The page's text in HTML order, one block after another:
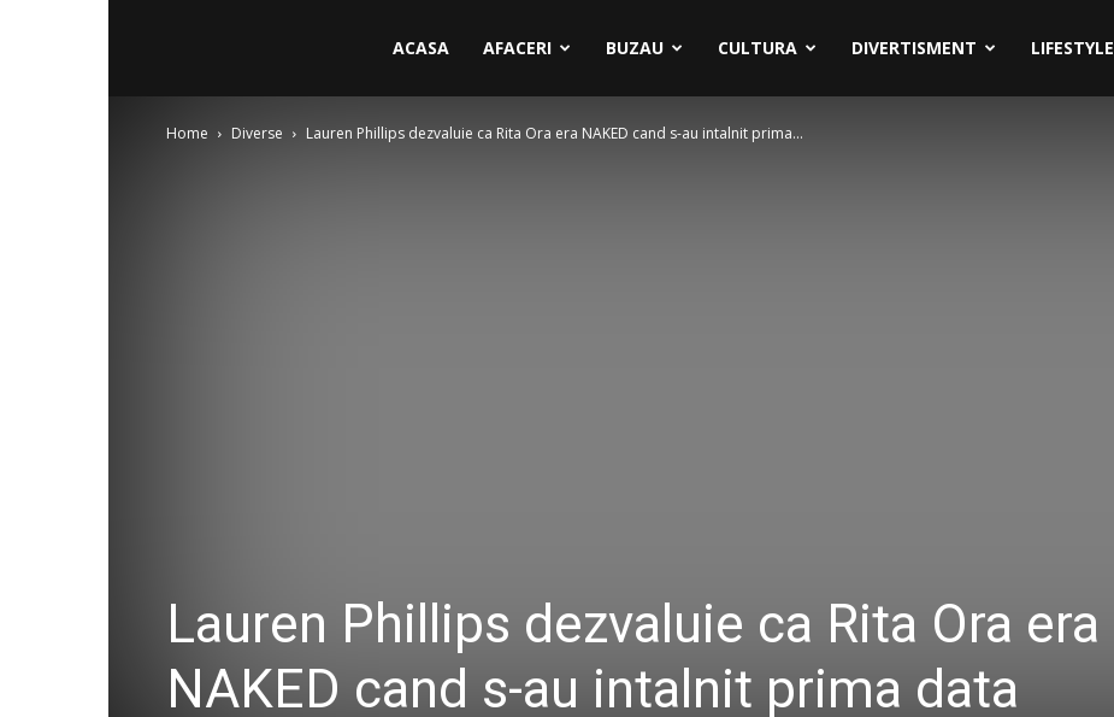
ACASA AFACERI BUZAU CULTURA DIVERTISMENT LIFESTYLE
Home Diverse Lauren Phillips dezvaluie ca Rita Ora era NAKED cand s-au intalnit prima...
Lauren Phillips dezvaluie ca Rita Ora era
NAKED cand s-au intalnit prima data